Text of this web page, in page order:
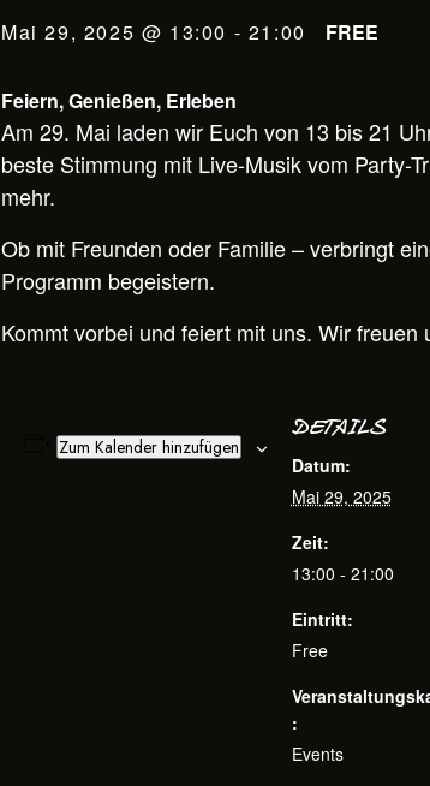
Mai 29, 2025 @ 13:00 - 21:00 FREE
Feiern, Genießen, Erleben
Am 29. Mai laden wir Euch von 13 bis 21
beste Stimmung mit Live-Musik vom Party-
mehr.
Ob mit Freunden oder Familie – verbringt
Programm begeistern.
Kommt vorbei und feiert mit uns. Wir freuen
Zum Kalender hinzufügen
DETAILS
Datum:
Mai 29, 2025
Zeit:
13:00 - 21:00
Eintritt:
Free
:
Events